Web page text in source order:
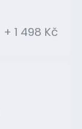
+ 1 498 Kč